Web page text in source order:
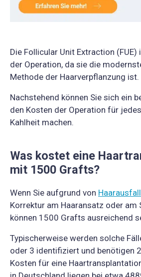
Die Follicular Unit Extraction
der Operation, da sie die
Methode der Haarverpflanzung ist.
Nachstehend können Sie sich ein
den Kosten der Operation für
Kahlheit machen.
Was kostet eine
mit 1500 Grafts?
Wenn Sie aufgrund von Haarausfall
Korrektur am Haaransatz oder am
können 1500 Grafts ausreichend
Typischerweise werden solche
oder 3 identifiziert und benötigen
Kosten für eine